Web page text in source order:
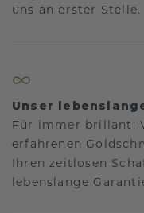
uns an erster Stelle.
Unser
Für immer brillant:
erfahrenen
Ihren zeitlosen
lebenslange